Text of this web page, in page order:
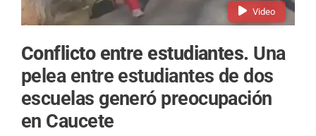
Video
Conflicto entre estudiantes. Una
pelea entre estudiantes de dos
escuelas generó preocupación
en Caucete